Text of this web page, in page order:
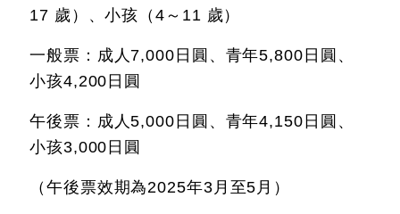
17 歲）、小孩（4～11 歲）
一般票：成人7,000日圓、青年5,800日圓、
小孩4,200日圓
午後票：成人5,000日圓、青年4,150日圓、
小孩3,000日圓
（午後票效期為2025年3月至5月）